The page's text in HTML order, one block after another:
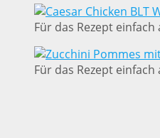
Für das Rezept
Für das Rezept